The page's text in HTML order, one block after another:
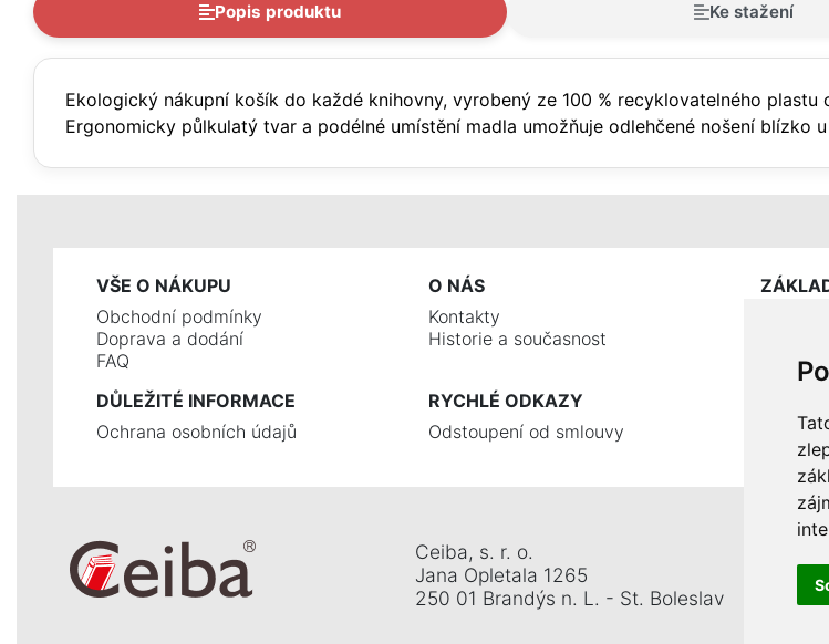
Popis produktu Ke stažení
Ekologický nákupní košík do každé knihovny, vyrobený ze 100 % recyklovatelného
Ergonomicky půlkulatý tvar a podélné umístění madla umožňuje odlehčené nošení blízko
VŠE O NÁKUPU
Obchodní podmínky
Doprava a dodání
FAQ
O NÁS
Kontakty
Historie a současnost
DŮLEŽITÉ INFORMACE
Ochrana osobních údajů
RYCHLÉ ODKAZY
Odstoupení od smlouvy
Ceiba, s. r. o.
Jana Opletala 1265
250 01 Brandýs n. L. - St. Boleslav
E-mail: